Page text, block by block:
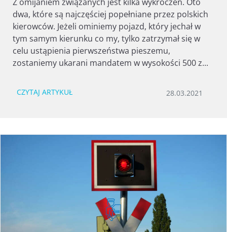
dwa, które są najczęściej popełniane przez polskich
kierowców. Jeżeli ominiemy pojazd, który jechał w
tym samym kierunku co my, tylko zatrzymał się w
celu ustąpienia pierwszeństwa pieszemu,
zostaniemy ukarani mandatem w wysokości 500 z...
28.03.2021
CZYTAJ ARTYKUŁ